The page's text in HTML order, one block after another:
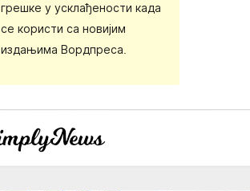
грешке у усклађености када
се користи са новијим
издањима Вордпреса.